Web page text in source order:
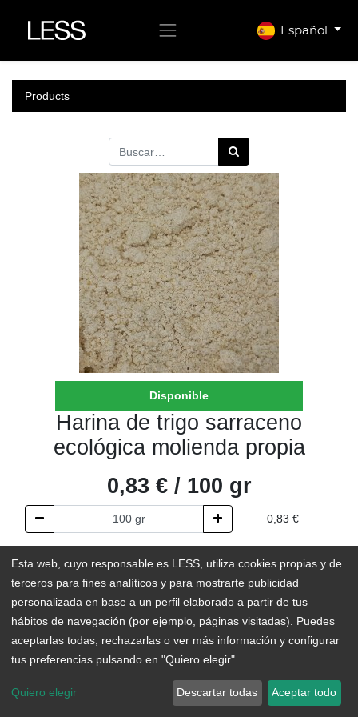
Español
Products
Disponible
Harina de trigo sarraceno
ecológica molienda propia
0,83 € / 100 gr
0,83 €
AÑADIR AL CARRITO
En existencias
Add to Wishlist
harina puede usarse para recetas dulces y saladas. Además,
Esta web, cuyo responsable es LESS, utiliza cookies propias y de
terceros para fines analíticos y para mostrarte publicidad
personalizada en base a un perfil elaborado a partir de tus
hábitos de navegación (por ejemplo, páginas visitadas). Puedes
aceptarlas todas, rechazarlas o ver más información y configurar
tus preferencias pulsando en "Quiero elegir".
Quiero elegir Descartar todas Aceptar todo